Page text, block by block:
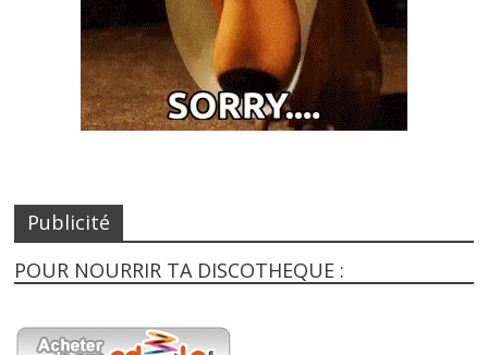
Publicité
POUR NOURRIR TA DISCOTHEQUE :